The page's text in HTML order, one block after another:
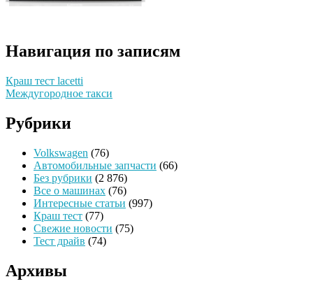
Навигация по записям
Краш тест lacetti
Междугородное такси
Рубрики
Volkswagen (76)
Автомобильные запчасти (66)
Без рубрики (2 876)
Все о машинах (76)
Интересные статьи (997)
Краш тест (77)
Свежие новости (75)
Тест драйв (74)
Архивы